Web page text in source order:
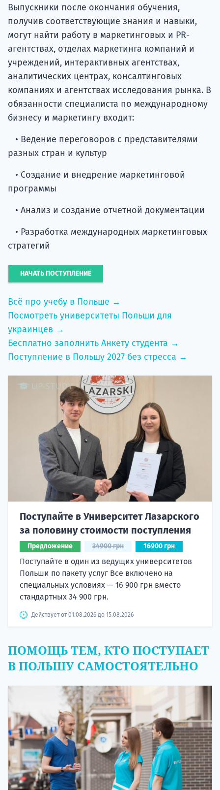
Выпускники после окончания обучения,
получив соответствующие знания и навыки,
могут найти работу в маркетинговых и PR-
агентствах, отделах маркетинга компаний и
учреждений, интерактивных агентствах,
аналитических центрах, консалтинговых
компаниях и агентствах исследования рынка. В
обязанности специалиста по международному
бизнесу и маркетингу входит:
• Ведение переговоров с представителями
разных стран и культур
• Создание и внедрение маркетинговой
программы
• Анализ и создание отчетной документации
• Разработка международных маркетинговых
стратегий
НАЧАТЬ ПОСТУПЛЕНИЕ
Всё про учебу в Польше →
Посмотреть университеты Польши для
украинцев →
Бесплатно заполнить Анкету студента →
Поступление в Польшу 2027 без стресса →
Поступайте в Университет Лазарского
за половину стоимости поступления
Предложение 34900 грн 16900 грн
Поступайте в один из ведущих университетов
Польши по пакету услуг Все включено на
специальных условиях — 16 900 грн вместо
стандартных 34 900 грн.
Действует от 01.08.2026 до 15.08.2026
ПОМОЩЬ ТЕМ, КТО ПОСТУПАЕТ
В ПОЛЬШУ САМОСТОЯТЕЛЬНО